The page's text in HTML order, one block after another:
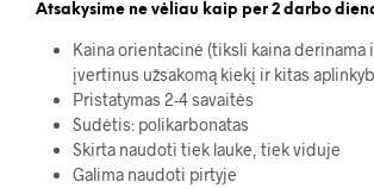
Atsakysime ne vėliau kaip per 2 darbo
Kaina orientacinė (tiksli kaina derinama
įvertinus užsakomą kiekį ir kitas
Pristatymas 2-4 savaitės
Sudėtis: polikarbonatas
Skirta naudoti tiek lauke, tiek viduje
Galima naudoti pirtyje